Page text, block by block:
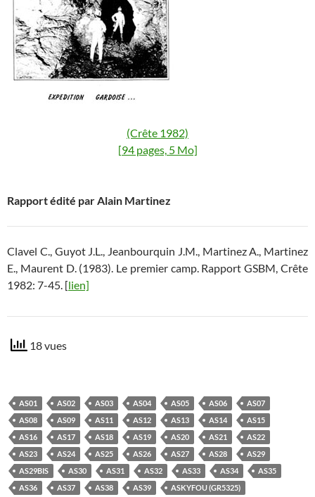
(Crête 1982)
[94 pages, 5 Mo]
Rapport édité par Alain Martinez
Clavel C., Guyot J.L., Jeanbourquin J.M., Martinez A., Martinez
E., Maurent D. (1983). Le premier camp. Rapport GSBM, Crête
1982: 7-45. [lien]
18 vues
AS01 AS02 AS03 AS04 AS05 AS06
AS07
AS08
AS09 AS11 AS12 AS13 AS14
AS15
AS16
AS17 AS18 AS19 AS20 AS21
AS22
AS23
AS24 AS25 AS26 AS27 AS28
AS29
AS29BIS
AS30 AS31 AS32 AS33 AS34
AS35
AS36
AS37 AS38 AS39
ASKYFOU (GR5325)